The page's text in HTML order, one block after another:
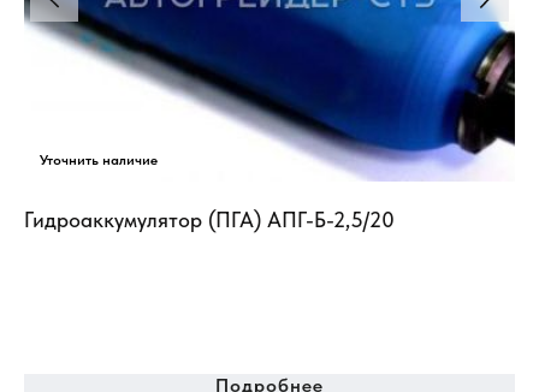
Гидроаккумулятор (ПГА) АПГ-Б-2,5/20
Подробнее